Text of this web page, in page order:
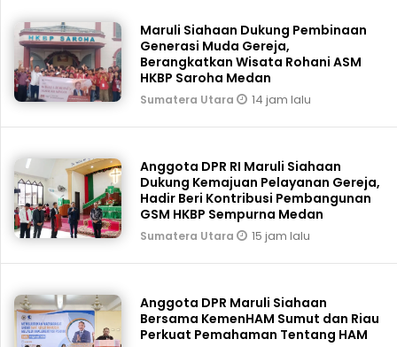
Maruli Siahaan Dukung Pembinaan
Generasi Muda Gereja,
Berangkatkan Wisata Rohani ASM
HKBP Saroha Medan
Sumatera Utara 14 jam lalu
Anggota DPR RI Maruli Siahaan
Dukung Kemajuan Pelayanan Gereja,
Hadir Beri Kontribusi Pembangunan
GSM HKBP Sempurna Medan
Sumatera Utara 15 jam lalu
Anggota DPR Maruli Siahaan
Bersama KemenHAM Sumut dan Riau
Perkuat Pemahaman Tentang HAM